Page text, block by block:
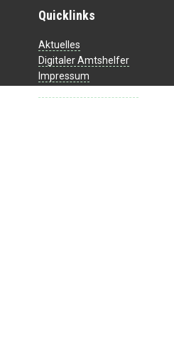
Quicklinks
Aktuelles
Digitaler Amtshelfer
Impressum